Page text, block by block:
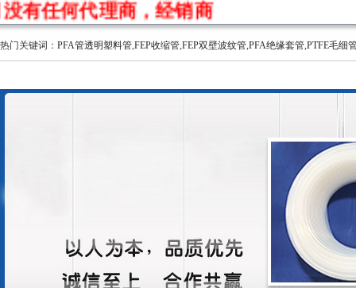
何代理商，经销商
热门关键词： PFA管透明塑料管,FEP收缩管,FEP双壁波纹管,PFA绝缘套管,PTFE毛细